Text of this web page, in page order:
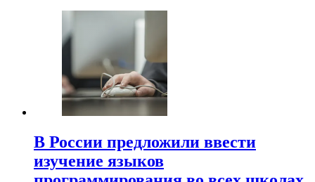
В России предложили ввести
изучение языков